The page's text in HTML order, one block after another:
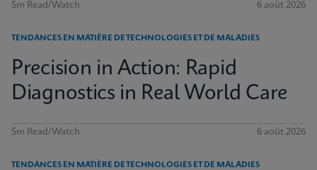
5m Read/Watch 6 août 2026
TENDANCES EN MATIÈRE DE TECHNOLOGIES ET DE MALADIES
Precision in Action: Rapid
Diagnostics in Real World Care
5m Read/Watch 6 août 2026
TENDANCES EN MATIÈRE DE TECHNOLOGIES ET DE MALADIES